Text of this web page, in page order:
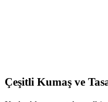
Çeşitli Kumaş ve